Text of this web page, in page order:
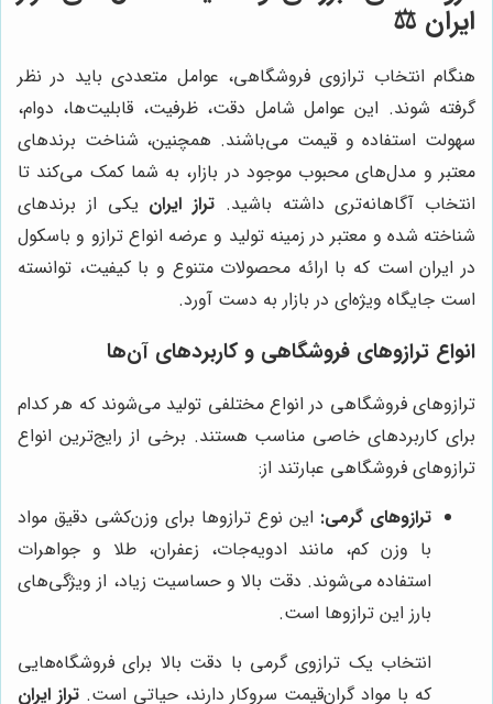
ایران ⚖️
هنگام انتخاب ترازوی فروشگاهی، عوامل متعددی باید در نظر
گرفته شوند. این عوامل شامل دقت، ظرفیت، قابلیت‌ها، دوام،
سهولت استفاده و قیمت می‌باشند. همچنین، شناخت برندهای
معتبر و مدل‌های محبوب موجود در بازار، به شما کمک می‌کند تا
انتخاب آگاهانه‌تری داشته باشید. تراز ایران یکی از برندهای
شناخته شده و معتبر در زمینه تولید و عرضه انواع ترازو و باسکول
در ایران است که با ارائه محصولات متنوع و با کیفیت، توانسته
است جایگاه ویژه‌ای در بازار به دست آورد.
انواع ترازوهای فروشگاهی و کاربردهای آن‌ها
ترازوهای فروشگاهی در انواع مختلفی تولید می‌شوند که هر کدام
برای کاربردهای خاصی مناسب هستند. برخی از رایج‌ترین انواع
ترازوهای فروشگاهی عبارتند از:
ترازوهای گرمی: این نوع ترازوها برای وزن‌کشی دقیق مواد
با وزن کم، مانند ادویه‌جات، زعفران، طلا و جواهرات
استفاده می‌شوند. دقت بالا و حساسیت زیاد، از ویژگی‌های
بارز این ترازوها است.
انتخاب یک ترازوی گرمی با دقت بالا برای فروشگاه‌هایی
که با مواد گران‌قیمت سروکار دارند، حیاتی است.تراز ایران